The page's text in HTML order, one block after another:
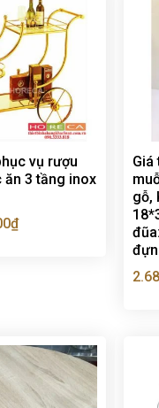
vụ rượu
ăn 3 tầng inox
₫
Giá
gỗ,